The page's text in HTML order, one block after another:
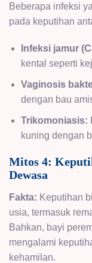
Beberapa infeksi
pada keputihan
Infeksi jamur
kental seperti
Vaginosis
dengan bau
Trikomoniasis:
kuning dengan
Mitos 4:
Dewasa
Fakta: Keputihan
usia, termasuk
Bahkan, bayi
mengalami
kehamilan.